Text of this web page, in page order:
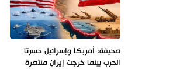
صحيفة: أمريكا وإسرائيل خسرتا
الحرب بينما خرجت إيران منتصرة